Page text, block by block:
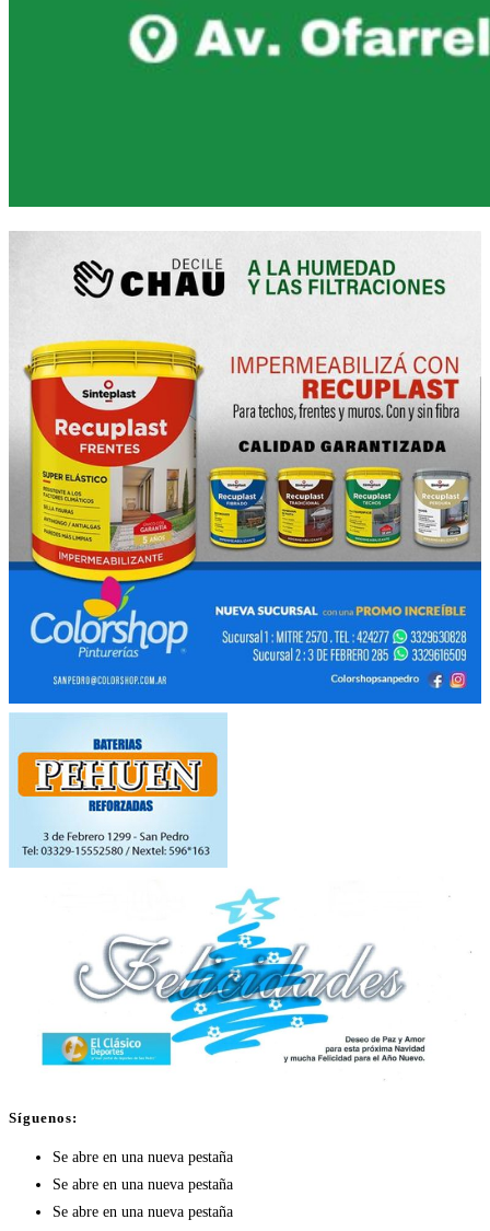
Síguenos:
Se abre en una nueva pestaña
Se abre en una nueva pestaña
Se abre en una nueva pestaña